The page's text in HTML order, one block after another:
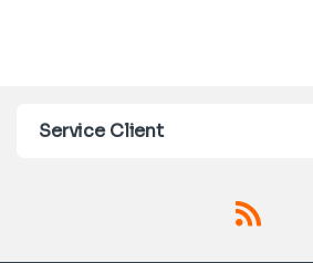
Service Client